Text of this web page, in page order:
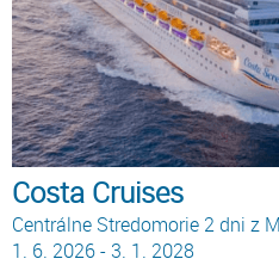
Costa Cruises
Centrálne Stredomorie 2 dni z
1. 6. 2026 - 3. 1. 2028